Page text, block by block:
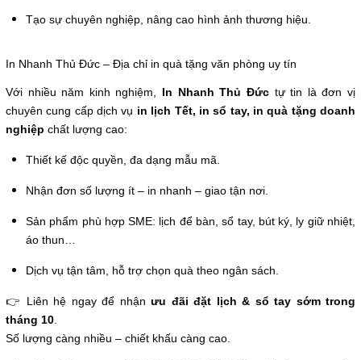
Tạo sự chuyên nghiệp, nâng cao hình ảnh thương hiệu.
In Nhanh Thủ Đức – Địa chỉ in quà tặng văn phòng uy tín
Với nhiều năm kinh nghiệm, In Nhanh Thủ Đứctự tin là đơn vị
chuyên cung cấp dịch vụ in lịch Tết, in sổ tay, in quà tặng doanh
nghiệp chất lượng cao:
Thiết kế độc quyền, đa dạng mẫu mã.
Nhận đơn số lượng ít – in nhanh – giao tận nơi.
Sản phẩm phù hợp SME: lịch để bàn, sổ tay, bút ký, ly giữ nhiệt,
áo thun…
Dịch vụ tận tâm, hỗ trợ chọn quà theo ngân sách.
👉 Liên hệ ngay để nhậnưu đãi đặt lịch & sổ tay sớm trong
tháng 10
Số lượng càng nhiều – chiết khấu càng cao.